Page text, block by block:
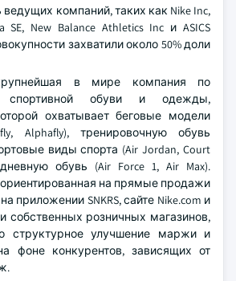
ведущих компаний, таких как Nike Inc,
SE, New Balance Athletics Inc и ASICS
захватили около 50% доли
в мире компания по
спортивной обуви и одежды,
охватывает беговые модели
Alphafly), тренировочную обувь
виды спорта (Air Jordan, Court
обувь (Air Force 1, Air Max).
ориентированная на прямые продажи
приложении SNKRS, сайте Nike.com и
собственных розничных магазинов,
структурное улучшение маржи и
фоне конкурентов, зависящих от